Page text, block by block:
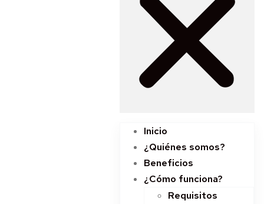
Inicio
¿Quiénes somos?
Beneficios
¿Cómo funciona?
Requisitos